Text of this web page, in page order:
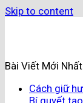
Skip to content
Bài Viết Mới Nhất
Cách giữ
Bí quyết